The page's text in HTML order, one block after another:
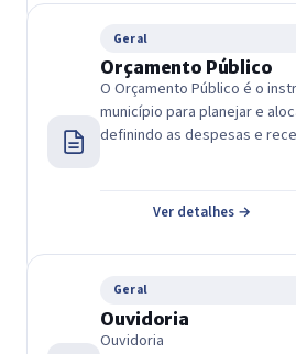
Geral
Orçamento Público
O Orçamento Público é o
município para planejar e
definindo as despesas e
Ver detalhes →
Geral
Ouvidoria
Ouvidoria